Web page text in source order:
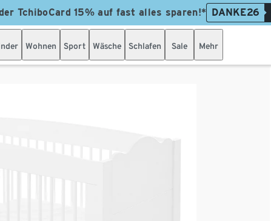
TchiboCard 15% auf fast alles sparen!* DANKE26
Wohnen Sport Wäsche Schlafen Sale Mehr